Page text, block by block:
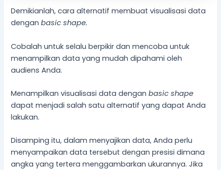
Demikianlah, cara alternatif membuat visualisasi data
denganbasic shape.
Cobalah untuk selalu berpikir dan mencoba untuk
menampilkan data yang mudah dipahami oleh
audiens Anda.
Menampilkan visualisasi data denganbasic shape
dapat menjadi salah satu alternatif yang dapat Anda
lakukan.
Disamping itu, dalam menyajikan data, Anda perlu
menyampaikan data tersebut dengan presisi dimana
angka yang tertera menggambarkan ukurannya. Jika